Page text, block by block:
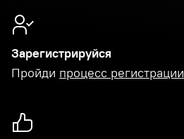
Зарегистрируйся
Пройди процесс регистрации